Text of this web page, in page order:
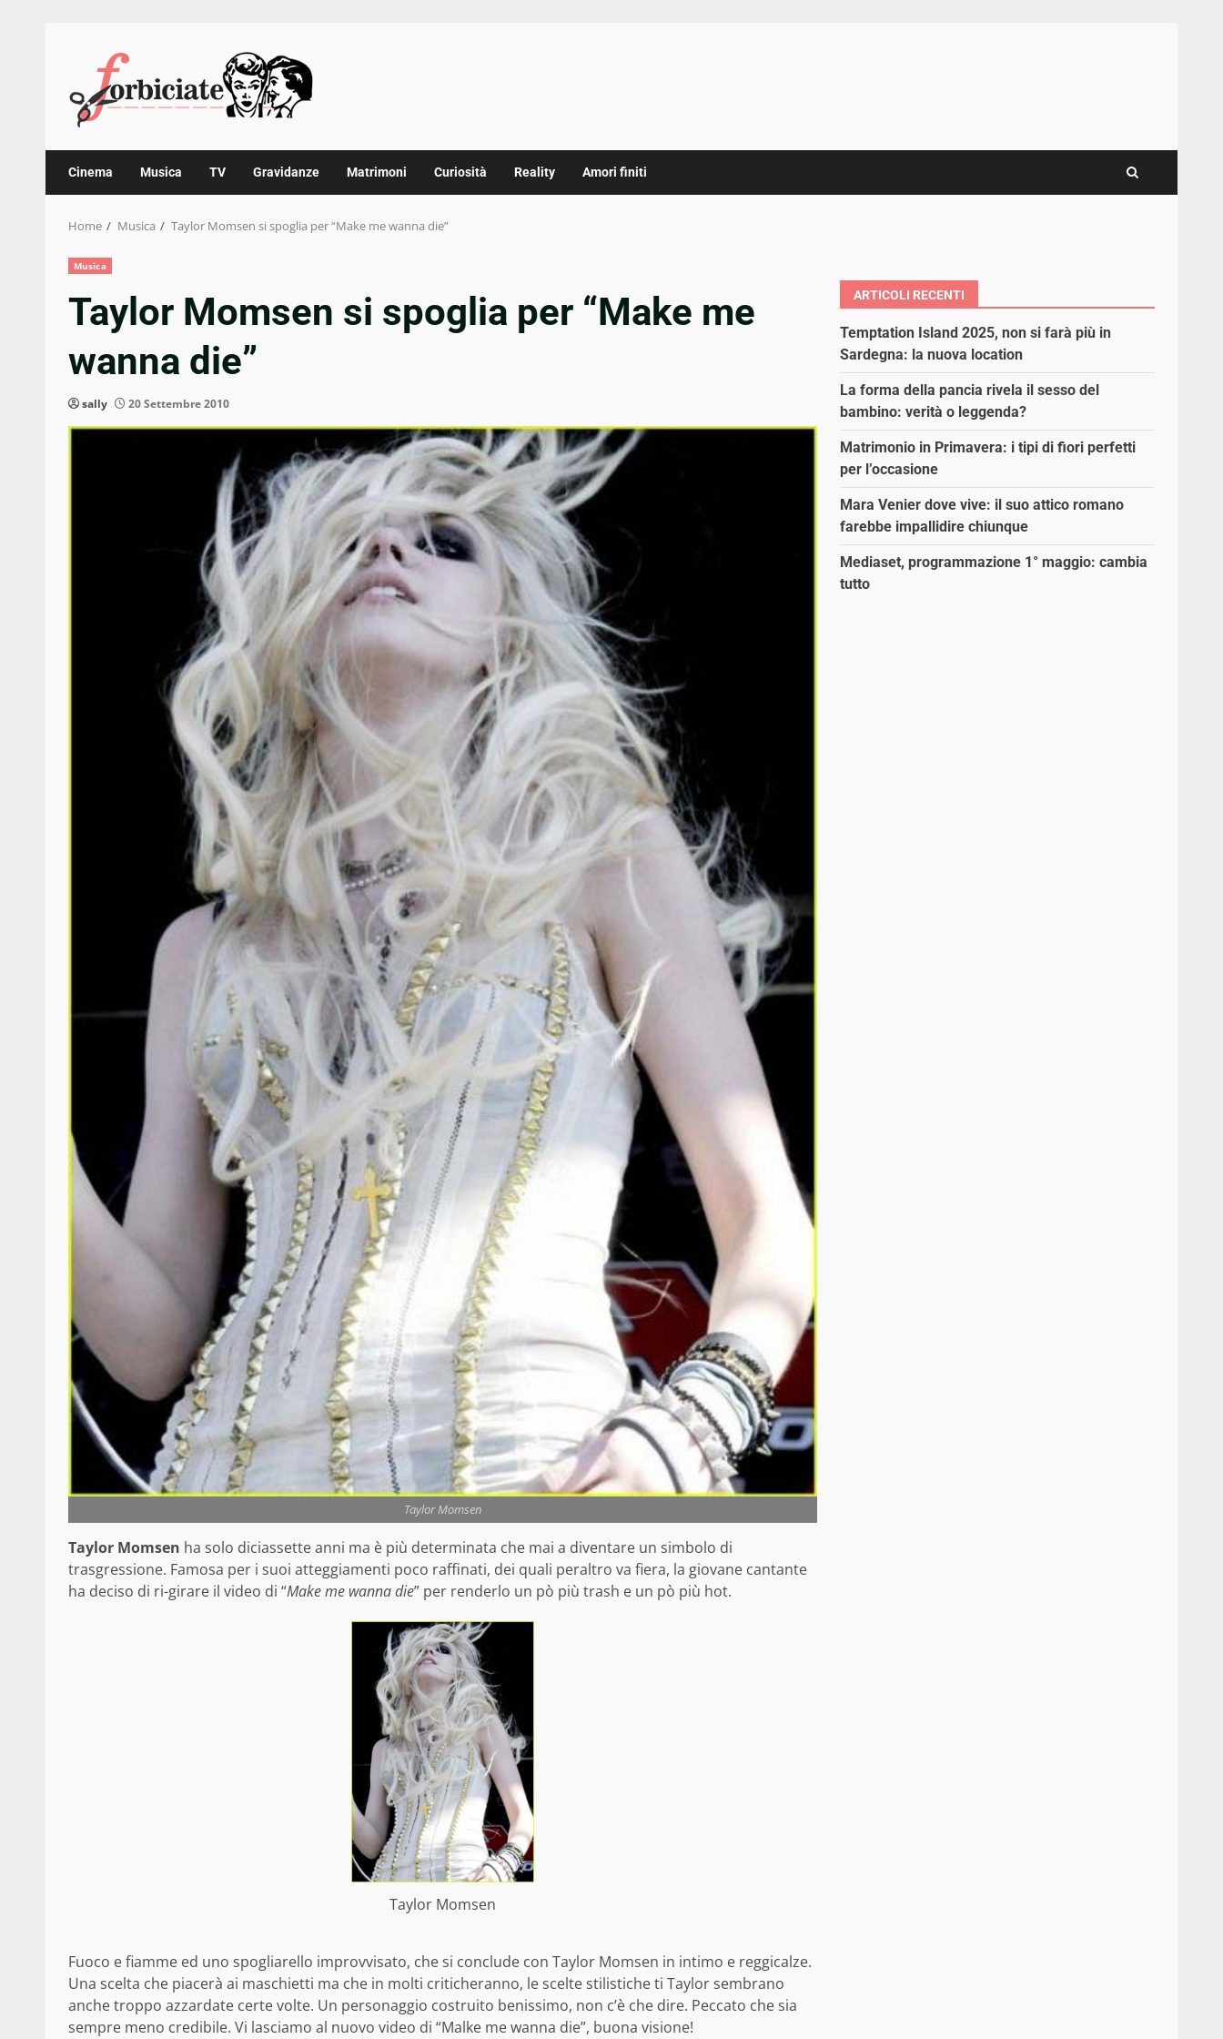
content
Cinema Musica TV Gravidanze Matrimoni Curiosità Reality Amori finiti
Home Musica Taylor Momsen si spoglia per “Make me wanna die”
Musica
Taylor Momsen si spoglia per “Make me
wanna die”
sally 20 Settembre 2010
Taylor Momsen
Taylor Momsen ha solo diciassette anni ma è più determinata che mai a diventare un simbolo di
trasgressione. Famosa per i suoi atteggiamenti poco raffinati, dei quali peraltro va fiera, la giovane cantante
ha deciso di ri-girare il video di “Make me wanna die” per renderlo un pò più trash e un pò più hot.
Taylor Momsen
Fuoco e fiamme ed uno spogliarello improvvisato, che si conclude con Taylor Momsen in intimo e reggicalze.
Una scelta che piacerà ai maschietti ma che in molti criticheranno, le scelte stilistiche ti Taylor sembrano
anche troppo azzardate certe volte. Un personaggio costruito benissimo, non c’è che dire. Peccato che sia
sempre meno credibile. Vi lasciamo al nuovo video di “Malke me wanna die”, buona visione!
ARTICOLI RECENTI
Temptation Island 2025, non si farà più in
Sardegna: la nuova location
La forma della pancia rivela il sesso del
bambino: verità o leggenda?
Matrimonio in Primavera: i tipi di fiori perfetti
per l’occasione
Mara Venier dove vive: il suo attico romano
farebbe impallidire chiunque
Mediaset, programmazione 1° maggio: cambia
tutto